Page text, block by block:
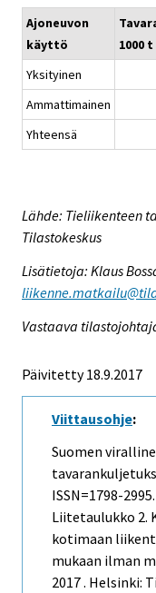
Ajoneuvon
käyttö
1000 t
Yksityinen
Ammattimainen
Yhteensä
Lähde: Tieliikenteen
Tilastokeskus
Lisätietoja: Klaus
Vastaava
Päivitetty 18.9.2017
Viittausohje:
Suomen
ISSN=1798-2995.
Liitetaulukko 2.
kotimaan
mukaan ilman
2017 . Helsinki: